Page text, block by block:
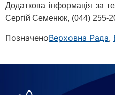
Додаткова інформація за
Сергій Семенюк, (044) 255-
ПозначеноВерховна Рада,